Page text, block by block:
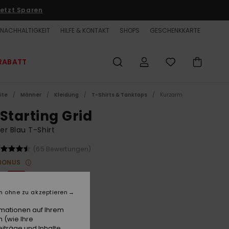
Sparen
NACHHALTIGKEIT HILFE & KONTAKT SHOPS GESCHENKKARTE
Männer Kleidung T-Shirts & Tanktops Kurzarm
Starting Grid
Blau T-Shirt
(65 Bewertungen)
€
RABATT EXTRA 25 %
auf Ihrem
(wie Ihre
ohne zu akzeptieren